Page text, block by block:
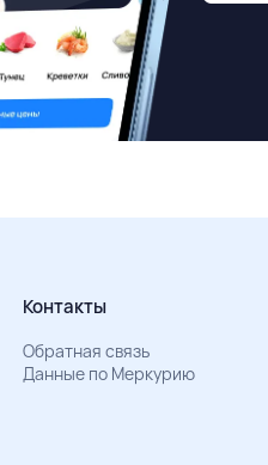
Контакты
Обратная связь
Данные по Меркурию